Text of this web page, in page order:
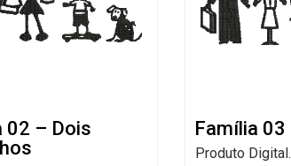
02 – Dois
Família 03
Produto Digital.